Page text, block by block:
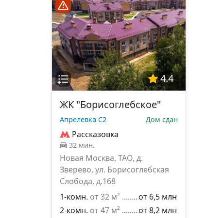
4.4
ЖК "Борисоглебское"
Апрелевка С2 Дом сдан
Рассказовка
32 мин.
Новая Москва, ТАО, д.
Зверево, ул. Борисоглебская
Слобода, д.168
1-комн. от 32 м²
от 6,5 млн
2-комн. от 47 м²
от 8,2 млн